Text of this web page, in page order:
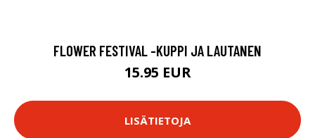
FLOWER FESTIVAL -KUPPI JA LAUTANEN
15.95 EUR
LISÄTIETOJA